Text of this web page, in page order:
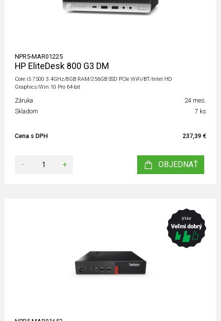
NPR5-MAR01225
HP EliteDesk 800 G3 DM
Core i5 7500 3.4GHz/8GB RAM/256GB SSD PCIe WiFi/BT/Intel HD
Graphics/Win 10 Pro 64-bit
Záruka
24 mes.
Skladom
7 ks
Cena s DPH 237,39 €
- + OBJEDNAŤ